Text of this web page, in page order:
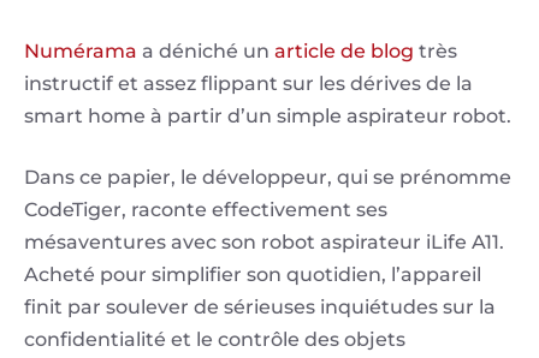
Numérama a déniché un article de blog très
instructif et assez flippant sur les dérives de la
smart home à partir d’un simple aspirateur robot.
Dans ce papier, le développeur, qui se prénomme
CodeTiger, raconte effectivement ses
mésaventures avec son robot aspirateur iLife A11.
Acheté pour simplifier son quotidien, l’appareil
finit par soulever de sérieuses inquiétudes sur la
confidentialité et le contrôle des objets